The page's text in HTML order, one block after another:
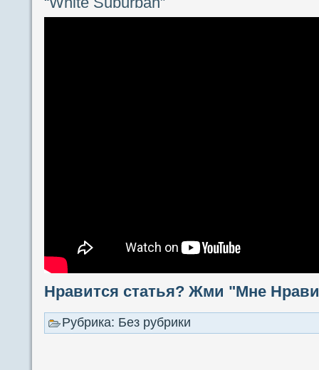
Нравится статья? Жми "Мне
Рубрика: Без рубрики